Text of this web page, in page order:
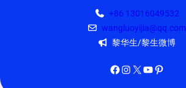
+86 13016049532
wangluoyijia@qq.com
黎华生/黎生微博
Facebook Instagram X YouTube Pinterest